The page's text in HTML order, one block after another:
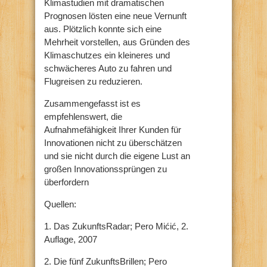
Klimastudien mit dramatischen
Prognosen lösten eine neue Vernunft
aus. Plötzlich konnte sich eine
Mehrheit vorstellen, aus Gründen des
Klimaschutzes ein kleineres und
schwächeres Auto zu fahren und
Flugreisen zu reduzieren.
Zusammengefasst ist es
empfehlenswert, die
Aufnahmefähigkeit Ihrer Kunden für
Innovationen nicht zu überschätzen
und sie nicht durch die eigene Lust an
großen Innovationssprüngen zu
überfordern
Quellen:
1. Das ZukunftsRadar; Pero Mićić, 2.
Auflage, 2007
2. Die fünf ZukunftsBrillen; Pero